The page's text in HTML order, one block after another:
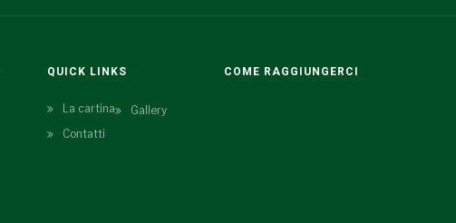
QUICK LINKS
La cartina
Gallery
Contatti
COME RAGGIUNGERCI